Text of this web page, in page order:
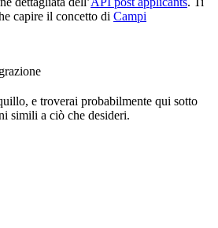
capire il concetto di Campi
e troverai probabilmente qui sotto
simili a ciò che desideri.